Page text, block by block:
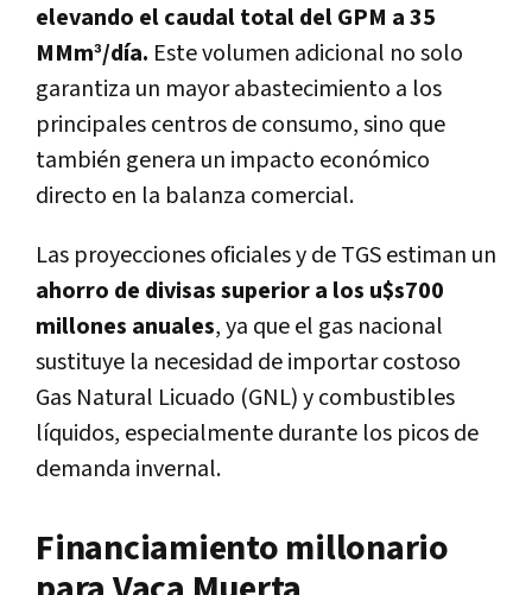
elevando el caudal total del GPM a 35
MMm³/día. Este volumen adicional no solo
garantiza un mayor abastecimiento a los
principales centros de consumo, sino que
también genera un impacto económico
directo en la balanza comercial.
Las proyecciones oficiales y de TGS estiman un
ahorro de divisas superior a los u$s700
millones anuales, ya que el gas nacional
sustituye la necesidad de importar costoso
Gas Natural Licuado (GNL) y combustibles
líquidos, especialmente durante los picos de
demanda invernal.
Financiamiento millonario